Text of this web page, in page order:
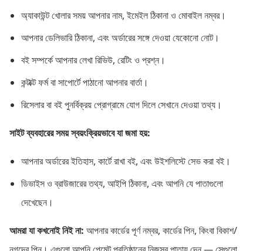
অ্যাকাউন্ট খোলার সময় আপনার নাম, ইমেইল ঠিকানা ও মোবাইল নম্বর।
আপনার ডেলিভারি ঠিকানা, এবং অর্ডারের সঙ্গে দেওয়া যেকোনো নোট।
বই সম্পর্কে আপনার লেখা রিভিউ, রেটিং ও প্রশ্ন।
কন্টাক্ট ফর্ম বা সাপোর্টে পাঠানো আপনার বার্তা।
রিসেলার বা বই পুনর্বিক্রয় প্রোগ্রামে যোগ দিলে সেখানে দেওয়া তথ্য।
সাইট ব্যবহারের সময় স্বয়ংক্রিয়ভাবে যা জমা হয়:
আপনার অর্ডারের ইতিহাস, কার্টে রাখা বই, এবং উইশলিস্টে সেভ করা বই।
ডিভাইস ও ব্রাউজারের তথ্য, আইপি ঠিকানা, এবং আপনি যে পাতাগুলো
দেখেছেন।
আমরা যা কখনোই নিই না: আপনার কার্ডের পূর্ণ নম্বর, কার্ডের পিন, কিংবা বিকাশ/